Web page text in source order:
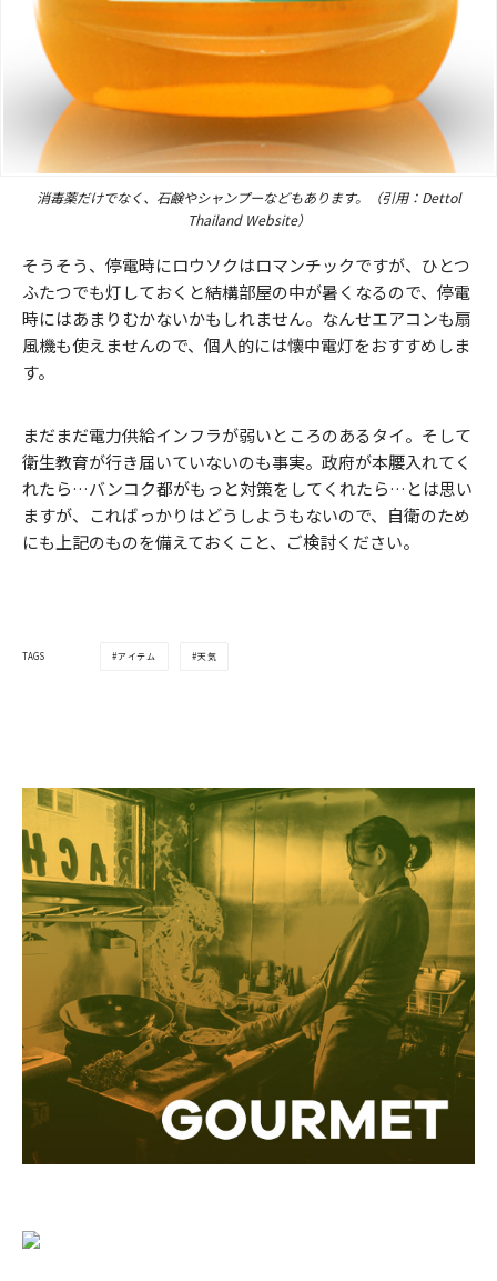
消毒薬だけでなく、石鹸やシャンプーなどもあります。（引用：Dettol
Thailand Website）
そうそう、停電時にロウソクはロマンチックですが、ひとつ
ふたつでも灯しておくと結構部屋の中が暑くなるので、停電
時にはあまりむかないかもしれません。なんせエアコンも扇
風機も使えませんので、個人的には懐中電灯をおすすめしま
す。
まだまだ電力供給インフラが弱いところのあるタイ。そして
衛生教育が行き届いていないのも事実。政府が本腰入れてく
れたら…バンコク都がもっと対策をしてくれたら…とは思い
ますが、こればっかりはどうしようもないので、自衛のため
にも上記のものを備えておくこと、ご検討ください。
TAGS アイテム 天気